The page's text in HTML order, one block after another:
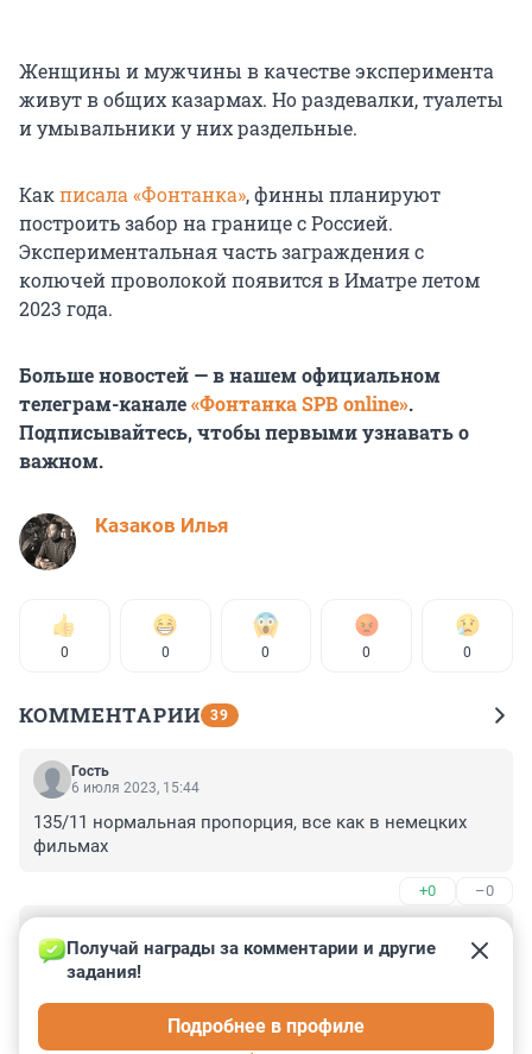
Женщины и мужчины в качестве эксперимента
живут в общих казармах. Но раздевалки, туалеты
и умывальники у них раздельные.
Какписала «Фонтанка», финны планируют
построить забор на границе с Россией.
Экспериментальная часть заграждения с
колючей проволокой появится в Иматре летом
2023 года.
Больше новостей — в нашем официальном
телеграм-канале«Фонтанка SPB online».
Подписывайтесь, чтобы первыми узнавать о
важном.
Казаков Илья
0 0 0 0 0
КОММЕНТАРИИ 39
Гость
6 июля 2023, 15:44
135/11 нормальная пропорция, все как в немецких
фильмах
+0 –0
4 июля 2023, 01:24
Но раздевалки, туалеты и умывальники у них
раздельные.
Получай награды за комментарии и другие
задания!
Подробнее в профиле